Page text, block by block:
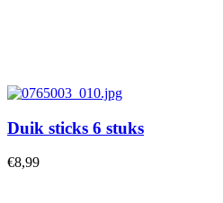
Duik sticks 6 stuks
€8,99